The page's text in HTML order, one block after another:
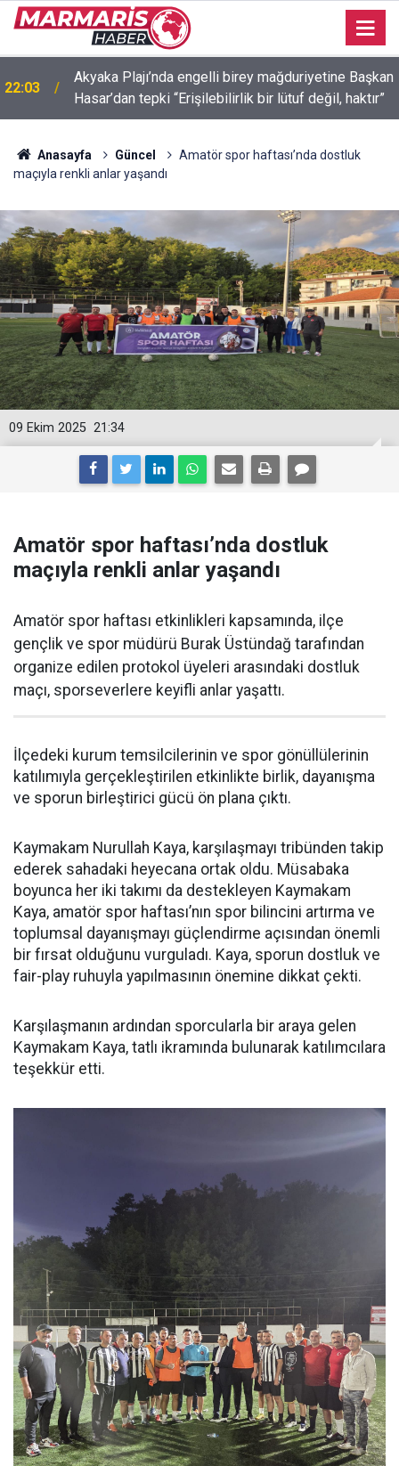
22:03
Akyaka Plajı’nda engelli birey mağduriyetine Başkan
Hasar’dan tepki “Erişilebilirlik bir lütuf değil, haktır”
Anasayfa Güncel
Amatör spor haftası’nda dostluk
maçıyla renkli anlar yaşandı
21:34
09 Ekim 2025
Amatör spor haftası’nda dostluk
maçıyla renkli anlar yaşandı
Amatör spor haftası etkinlikleri kapsamında, ilçe
gençlik ve spor müdürü Burak Üstündağ tarafından
organize edilen protokol üyeleri arasındaki dostluk
maçı, sporseverlere keyifli anlar yaşattı.
İlçedeki kurum temsilcilerinin ve spor gönüllülerinin
katılımıyla gerçekleştirilen etkinlikte birlik, dayanışma
ve sporun birleştirici gücü ön plana çıktı.
Kaymakam Nurullah Kaya, karşılaşmayı tribünden takip
ederek sahadaki heyecana ortak oldu. Müsabaka
boyunca her iki takımı da destekleyen Kaymakam
Kaya, amatör spor haftası’nın spor bilincini artırma ve
toplumsal dayanışmayı güçlendirme açısından önemli
bir fırsat olduğunu vurguladı. Kaya, sporun dostluk ve
fair-play ruhuyla yapılmasının önemine dikkat çekti.
Karşılaşmanın ardından sporcularla bir araya gelen
Kaymakam Kaya, tatlı ikramında bulunarak katılımcılara
teşekkür etti.